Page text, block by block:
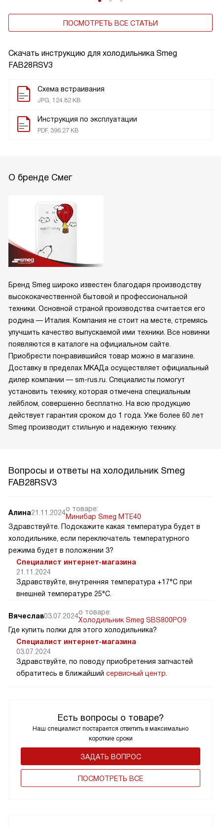
Скачать инструкцию для холодильника Smeg
FAB28RSV3
Схема встраивания
JPG, 124.82 KB
Инструкция по эксплуатации
PDF, 396.27 KB
ПОСМОТРЕТЬ ВСЕ СТАТЬИ
О бренде Смег
Бренд Smeg широко известен благодаря производству
высококачественной бытовой и профессиональной
техники. Основной страной производства считается его
родина — Италия. Компания не стоит на месте, стремясь
улучшить качество выпускаемой ими техники. Все новинки
появляются в каталоге на официальном сайте.
Приобрести понравившийся товар можно в магазине.
Доставку в пределах МКАДа осуществляет официальный
дилер компании — sm-rus.ru. Специалисты помогут
установить технику, которая отмечена специальным
лейблом, совершенно бесплатно. На всю продукцию
действует гарантия сроком до 1 года. Уже более 60 лет
Smeg производит стильную и надежную технику.
Вопросы и ответы на холодильник Smeg
FAB28RSV3
Есть вопросы о товаре?
Наш специалист постарается ответить в максимально
короткие сроки
ЗАДАТЬ ВОПРОС
ПОCМОТРЕТЬ ВСЕ
Алина21.11.2024о товаре:
Минибар Smeg MTE40
Здравствуйте. Подскажите какая температура будет в
холодильнике, если переключатель температурного
режима будет в положении 3?
Специалист интернет-магазина
21.11.2024
Здравствуйте, внутренняя температура +17°C при
внешней температуре 25°C.
Вячеслав03.07.2024о товаре:
Холодильник Smeg SBS800PO9
Где купить полки для этого холодильника?
Специалист интернет-магазина
03.07.2024
Здравствуйте, по поводу приобретения запчастей
обратитесь в ближайший сервисный центр